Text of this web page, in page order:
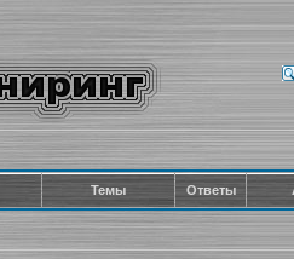
Темы Ответы